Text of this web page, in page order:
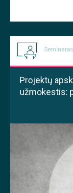
Seminaras
Projektų
užmokestis: